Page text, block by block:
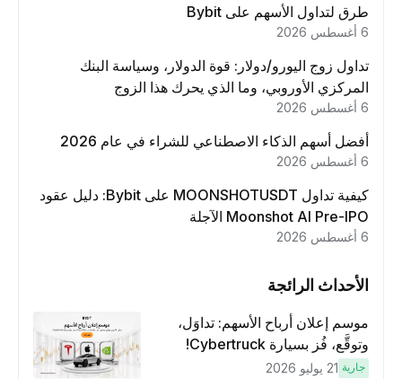
طرق لتداول الأسهم على Bybit
تداول زوج اليورو/دولار: قوة الدولار، وسياسة البنك
المركزي الأوروبي، وما الذي يحرك هذا الزوج
أفضل أسهم الذكاء الاصطناعي للشراء في عام 2026
كيفية تداول MOONSHOTUSDT على Bybit: دليل عقود
Moonshot AI Pre-IPO الآجلة
الأحداث الرائجة
موسم إعلان أرباح الأسهم: تداوَل،
وتوقَّع، فُز بسيارة Cybertruck!
جارية 21 يوليو 2026